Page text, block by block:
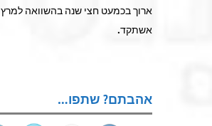
ארוך בכמעט חצי שנה בהשוואה למרץ
אשתקד.
אהבתם? שתפו…